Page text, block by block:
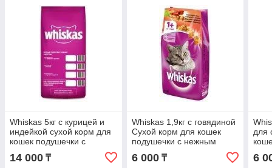
Whiskas 5кг с курицей и
индейкой сухой корм для
кошек подушечки с
нежным паштетом
(Вискас)
14 000 ₸
Whiskas 1,9кг с говядиной
Сухой корм для кошек
подушечки с нежным
паштетом (Вискас)
6 000₸
для
6